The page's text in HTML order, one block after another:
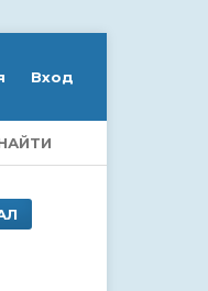
Вход